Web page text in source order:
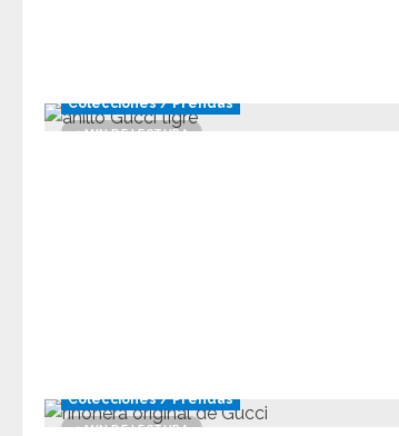
1 MIN DE LECTURA
Colecciones / Prendas
1 MIN DE LECTURA
Colecciones / Prendas